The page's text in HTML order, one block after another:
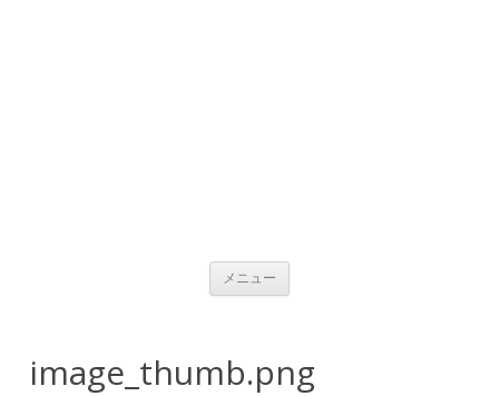
メニュー コンテンツへ移動
image_thumb.png